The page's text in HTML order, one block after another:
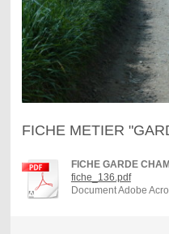
FICHE METIER
FICHE GARDE
fiche_136.pdf
Document Adobe